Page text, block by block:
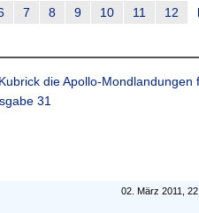
7 8 9 10 11
12
die Apollo-Mondlandungen
31
02. März 2011,